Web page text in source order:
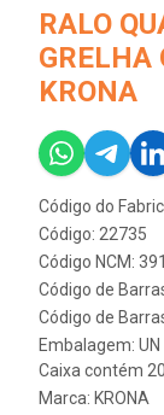
RALO
GRELHA
KRONA
Código do
Código: 22735
Código NCM:
Código de
Código de
Embalagem: UN
Caixa contém
Marca: KRONA